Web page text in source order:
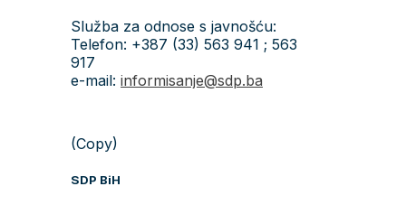
Služba za odnose s javnošću:
Telefon: +387 (33) 563 941 ; 563
917
e-mail: informisanje@sdp.ba
(Copy)
SDP BiH